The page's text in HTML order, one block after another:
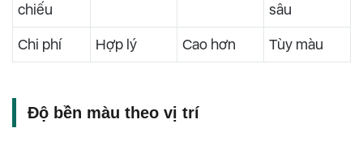
chiếu
sâu
Chi phí Hợp lý Cao hơn Tùy màu
Độ bền màu theo vị trí